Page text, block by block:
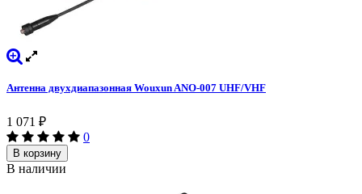
Антенна двухдиапазонная Wouxun ANO-007 UHF/VHF
1 071 ₽
0
В корзину
В наличии